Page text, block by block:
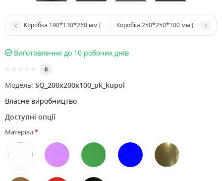
Коробка 190*130*260 мм (з прозорими стінками, акваріум)
Коробка 250*250*100 мм (з
Виготовлення до 10 робочих днів
0
Модель: SQ_200х200х100_pk_kupol
Власне виробництво
Доступні опції
Матеріал